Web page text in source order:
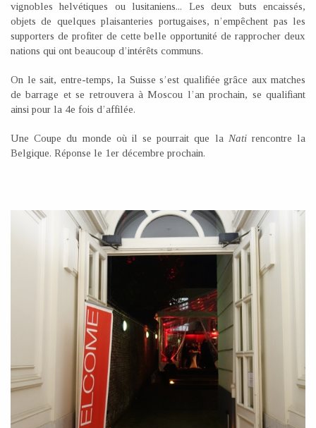
vignobles helvétiques ou lusitaniens... Les deux buts encaissés,
objets de quelques plaisanteries portugaises, n’empêchent pas les
supporters de profiter de cette belle opportunité de rapprocher deux
nations qui ont beaucoup d’intérêts communs.
On le sait, entre-temps, la Suisse s’est qualifiée grâce aux matches
de barrage et se retrouvera à Moscou l’an prochain, se qualifiant
ainsi pour la 4e fois d’affilée.
Une Coupe du monde où il se pourrait que la Natirencontre la
Belgique. Réponse le 1er décembre prochain.